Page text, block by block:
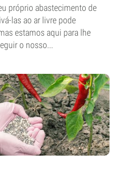
próprio abastecimento de
las ao ar livre pode
estamos aqui para lhe
o nosso...